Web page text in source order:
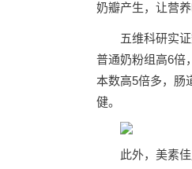
奶瓣产生，让营养
五维科研实
普通奶粉组高6倍
本数高5倍多，肠
健。
此外，美素